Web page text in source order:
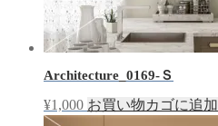
Architecture_0169-Ｓ
¥1,000 お買い物カゴに追加